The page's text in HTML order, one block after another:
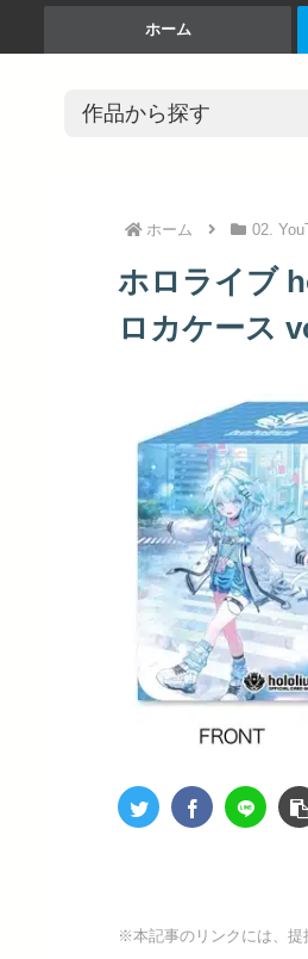
ホーム
ホーム 02.
ホロライブ
ロカケース
※本記事のリンクには、提